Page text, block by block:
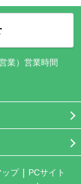
業）営業時間
ップ
PCサイト